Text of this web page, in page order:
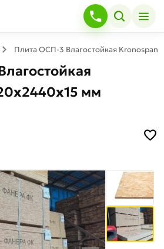
Плита ОСП-3 Влагостойкая Kronospan
мм